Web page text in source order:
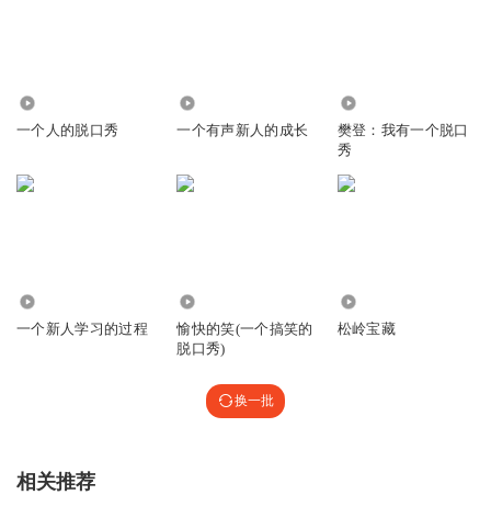
一个人的脱口秀 一个有声新人的成长
樊登：我有一个脱口
秀
一个新人学习的过程
愉快的笑(一个搞笑的
脱口秀)
松岭宝藏
换一批
相关推荐